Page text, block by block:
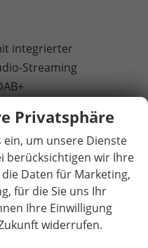
integrierter
Streaming
von SEAT
Vertragslaufzeit von 10
Kombiinstrument
Privatsphäre
ein, um unsere Dienste
berücksichtigen wir Ihre
Daten für Marketing,
für die Sie uns Ihr
Ihre Einwilligung
widerrufen.